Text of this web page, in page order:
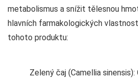
metabolismus a snížit tělesnou
hlavních farmakologických
tohoto produktu:
Zelený čaj (Camellia